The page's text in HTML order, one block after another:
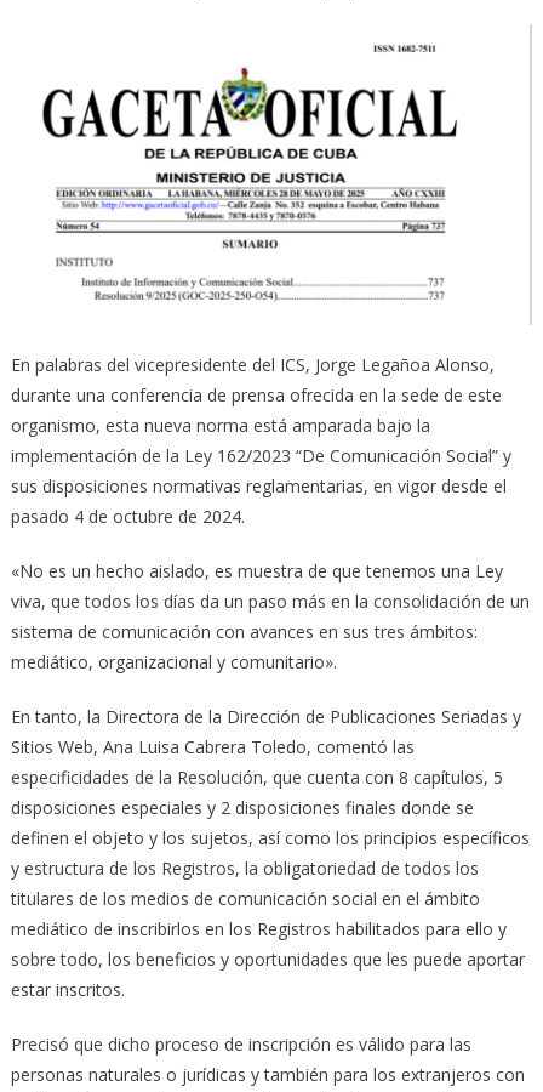
En palabras del vicepresidente del ICS, Jorge Legañoa Alonso,
durante una conferencia de prensa ofrecida en la sede de este
organismo, esta nueva norma está amparada bajo la
implementación de la Ley 162/2023 “De Comunicación Social” y
sus disposiciones normativas reglamentarias, en vigor desde el
pasado 4 de octubre de 2024.
«No es un hecho aislado, es muestra de que tenemos una Ley
viva, que todos los días da un paso más en la consolidación de un
sistema de comunicación con avances en sus tres ámbitos:
mediático, organizacional y comunitario».
En tanto, la Directora de la Dirección de Publicaciones Seriadas y
Sitios Web, Ana Luisa Cabrera Toledo, comentó las
especificidades de la Resolución, que cuenta con 8 capítulos, 5
disposiciones especiales y 2 disposiciones finales donde se
definen el objeto y los sujetos, así como los principios específicos
y estructura de los Registros, la obligatoriedad de todos los
titulares de los medios de comunicación social en el ámbito
mediático de inscribirlos en los Registros habilitados para ello y
sobre todo, los beneficios y oportunidades que les puede aportar
estar inscritos.
Precisó que dicho proceso de inscripción es válido para las
personas naturales o jurídicas y también para los extranjeros con